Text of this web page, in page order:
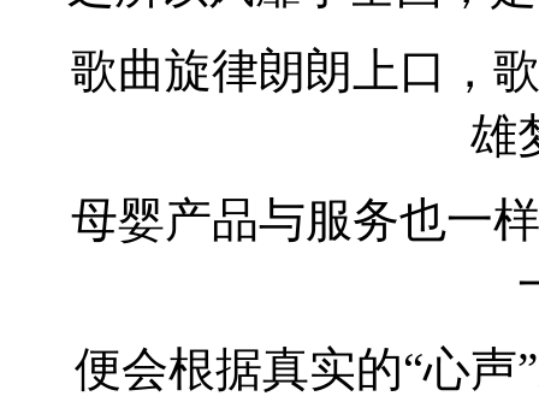
歌曲旋律朗朗上口，
雄
母婴产品与服务也一
便会根据真实的“心声